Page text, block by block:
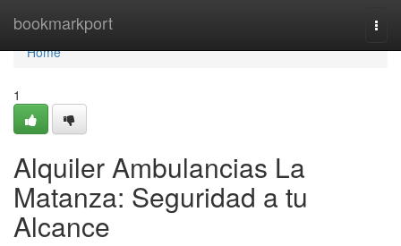
bookmarkport
Home
Home
1
Alquiler Ambulancias La
Matanza: Seguridad a tu
Alcance